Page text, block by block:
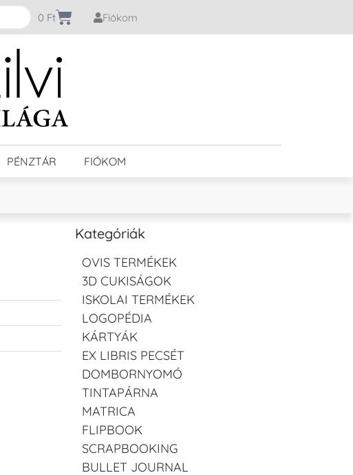
0 Ft Fiókom
PÉNZTÁR FIÓKOM
Kategóriák
OVIS TERMÉKEK
3D CUKISÁGOK
ISKOLAI TERMÉKEK
LOGOPÉDIA
KÁRTYÁK
EX LIBRIS PECSÉT
DOMBORNYOMÓ
TINTAPÁRNA
MATRICA
FLIPBOOK
SCRAPBOOKING
BULLET JOURNAL